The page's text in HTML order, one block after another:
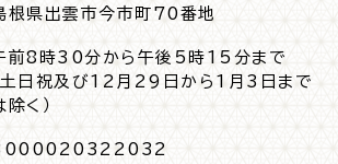
報
根県出雲市今市町70番地
前8時30分から午後5時15分まで
土日祝及び12月29日から1月3日まで
除く）